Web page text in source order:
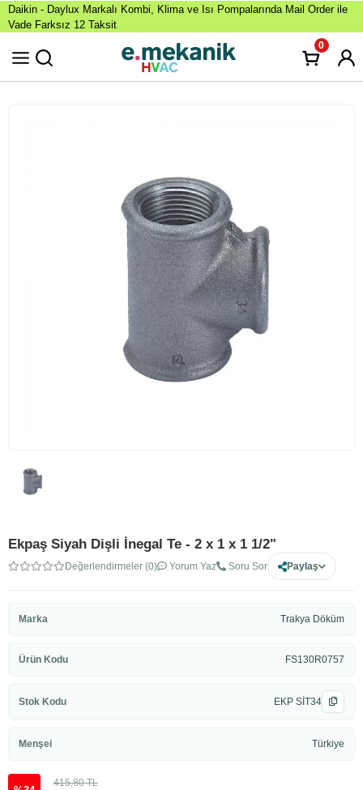
Daikin - Daylux Markalı Kombi, Klima ve Isı Pompalarında Mail Order ile
Vade Farksız 12 Taksit
0
Ekpaş Siyah Dişli İnegal Te - 2 x 1 x 1 1/2"
Değerlendirmeler (0) Yorum Yaz Soru Sor Paylaş
Marka Trakya Döküm
Ürün Kodu FS130R0757
Stok Kodu EKP SİT34
Menşei Türkiye
415,80 TL